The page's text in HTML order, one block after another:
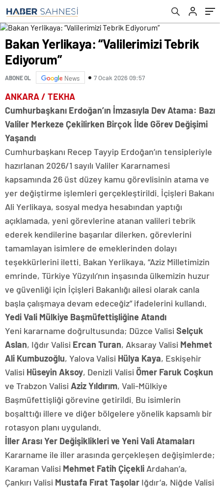
Bakan Yerlikaya: “Valilerimizi Tebrik
Ediyorum”
ABONE OL News 7 Ocak 2026 09:57
ANKARA / TEKHA
Cumhurbaşkanı Erdoğan’ın İmzasıyla Dev Atama: Bazı
Valiler Merkeze Çekilirken Birçok İlde Görev Değişimi
Yaşandı
Cumhurbaşkanı Recep Tayyip Erdoğan’ın tensipleriyle
hazırlanan 2026/1 sayılı Valiler Kararnamesi
kapsamında 26 üst düzey kamu görevlisinin atama ve
yer değiştirme işlemleri gerçekleştirildi. İçişleri Bakanı
Ali Yerlikaya, sosyal medya hesabından yaptığı
açıklamada, yeni görevlerine atanan valileri tebrik
ederek kendilerine başarılar dilerken, görevlerini
tamamlayan isimlere de emeklerinden dolayı
teşekkürlerini iletti. Bakan Yerlikaya, “Aziz Milletimizin
emrinde, Türkiye Yüzyılı’nın inşasında ülkemizin huzur
ve güvenliği için İçişleri Bakanlığı ailesi olarak canla
başla çalışmaya devam edeceğiz” ifadelerini kullandı.
Yedi Vali Mülkiye Başmüfettişliğine Atandı
Yeni kararname doğrultusunda; Düzce Valisi Selçuk
Aslan, Iğdır Valisi Ercan Turan, Aksaray Valisi Mehmet
Ali Kumbuzoğlu, Yalova Valisi Hülya Kaya, Eskişehir
Valisi Hüseyin Aksoy, Denizli Valisi Ömer Faruk Coşkun
ve Trabzon Valisi Aziz Yıldırım, Vali-Mülkiye
Başmüfettişliği görevine getirildi. Bu isimlerin
boşalttığı illere ve diğer bölgelere yönelik kapsamlı bir
rotasyon planı uygulandı.
İller Arası Yer Değişiklikleri ve Yeni Vali Atamaları
Kararname ile iller arasında gerçekleşen değişimlerde;
Karaman Valisi Mehmet Fatih Çiçekli Ardahan’a,
Çankırı Valisi Mustafa Fırat Taşolar Iğdır’a, Niğde Valisi